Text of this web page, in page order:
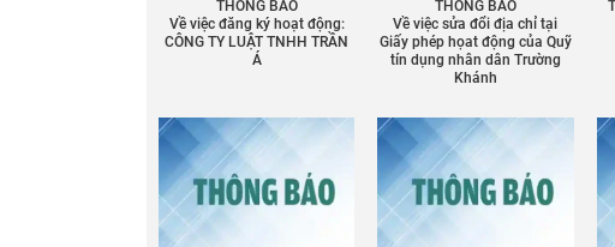
THÔNG BÁO
Về việc đăng ký hoạt động:
CÔNG TY LUẬT TNHH TRẦN
Á
THÔNG BÁO
Về việc sửa đổi địa chỉ tại
Giấy phép họat động của Quỹ
tín dụng nhân dân Trường
Khánh